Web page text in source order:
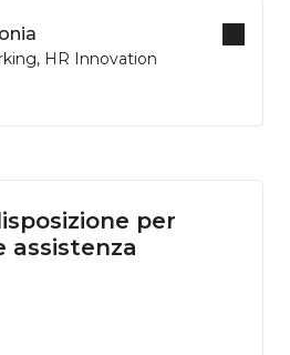
HR Innovation
per
assistenza